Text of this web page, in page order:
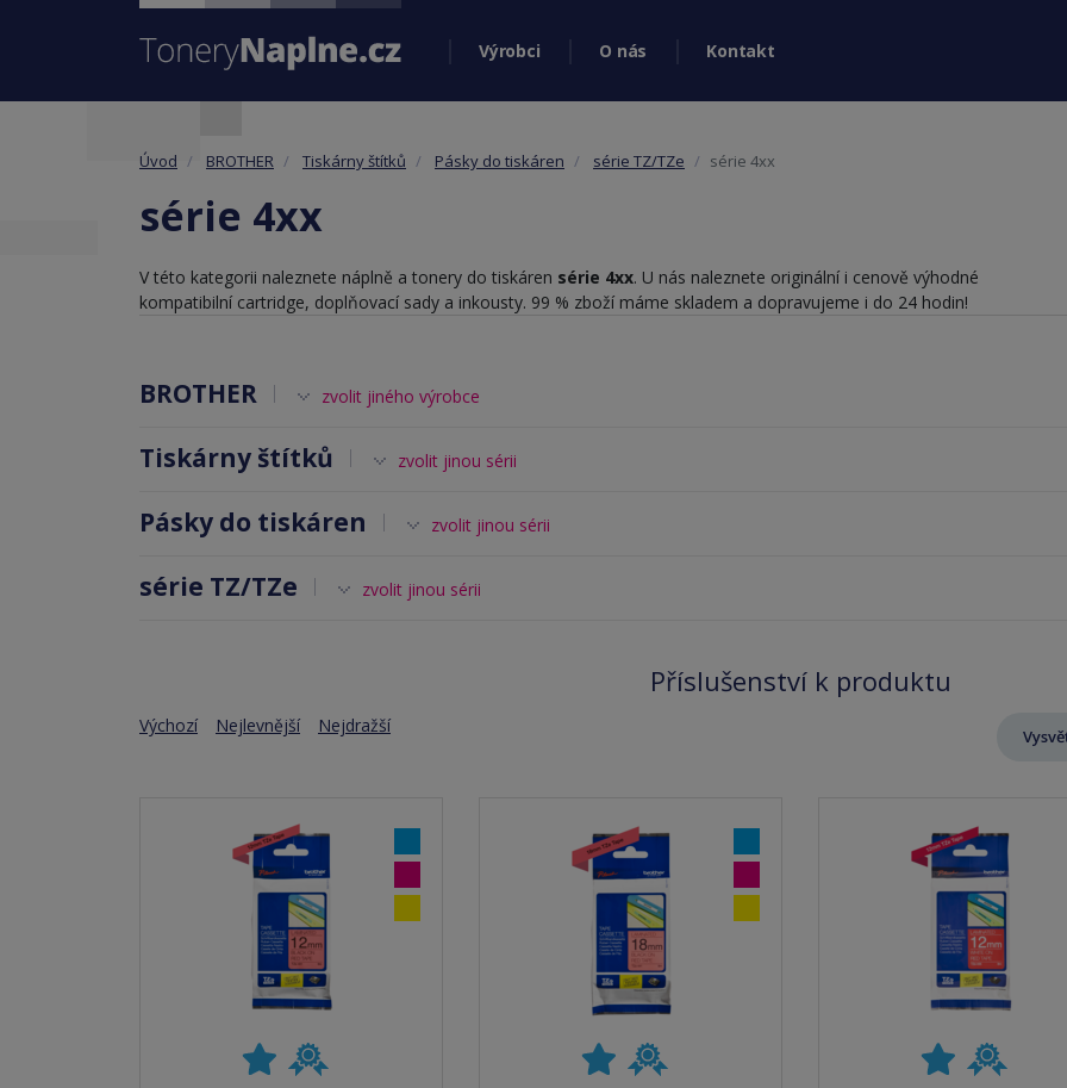
Výrobci O nás Kontakt
Úvod BROTHER Tiskárny štítků Pásky do tiskáren série TZ/TZe série 4xx
série 4xx
V této kategorii naleznete náplně a tonery do tiskáren série 4xx. U nás naleznete originální i cenově výhodné
kompatibilní cartridge, doplňovací sady a inkousty. 99 % zboží máme skladem a dopravujeme i do 24 hodin!
BROTHER zvolit jiného výrobce
Tiskárny štítků zvolit jinou sérii
Pásky do tiskáren zvolit jinou sérii
série TZ/TZe zvolit jinou sérii
Příslušenství k produktu
Výchozí Nejlevnější Nejdražší